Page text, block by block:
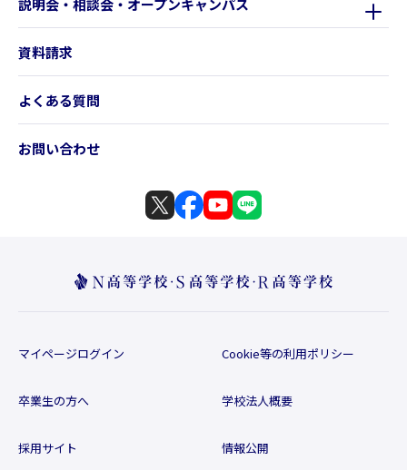
説明会・相談会・オープンキャンパス
資料請求
よくある質問
お問い合わせ
マイページログイン
卒業生の方へ
採用サイト
Cookie等の利用ポリシー
学校法人概要
情報公開